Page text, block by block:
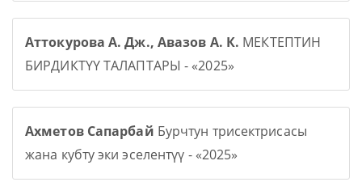
Аттокурова А. Дж., Авазов А. К. МЕКТЕПТИН
БИРДИКТҮҮ ТАЛАПТАРЫ - «2025»
Ахметов Сапарбай Бурчтун трисектрисасы
жана кубту эки эселентүү - «2025»